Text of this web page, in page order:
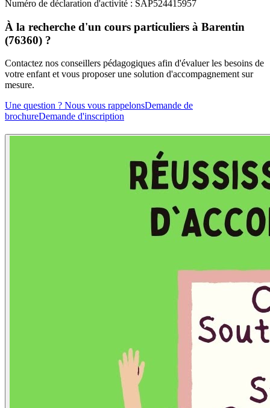
Numéro de déclaration d'activité : SAP524415957
À la recherche d'un cours particuliers à Barentin
(76360) ?
Contactez nos conseillers pédagogiques afin d'évaluer les besoins de
votre enfant et vous proposer une solution d'accompagnement sur
mesure.
Une question ? Nous vous rappelonsDemande de
brochureDemande d'inscription